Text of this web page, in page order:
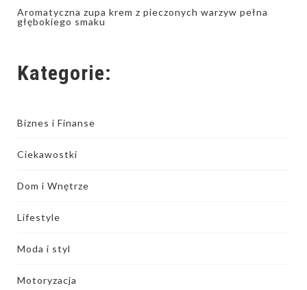
Aromatyczna zupa krem z pieczonych warzyw pełna
głębokiego smaku
Kategorie:
Biznes i Finanse
Ciekawostki
Dom i Wnętrze
Lifestyle
Moda i styl
Motoryzacja